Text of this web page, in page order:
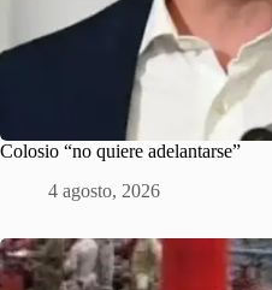
Colosio “no quiere adelantarse”
4 agosto, 2026